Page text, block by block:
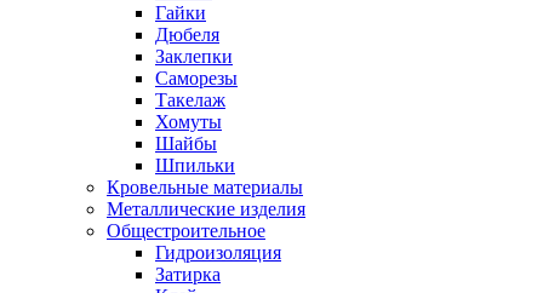
Гайки
Дюбеля
Заклепки
Саморезы
Такелаж
Хомуты
Шайбы
Шпильки
Кровельные материалы
Металлические изделия
Общестроительное
Гидроизоляция
Затирка